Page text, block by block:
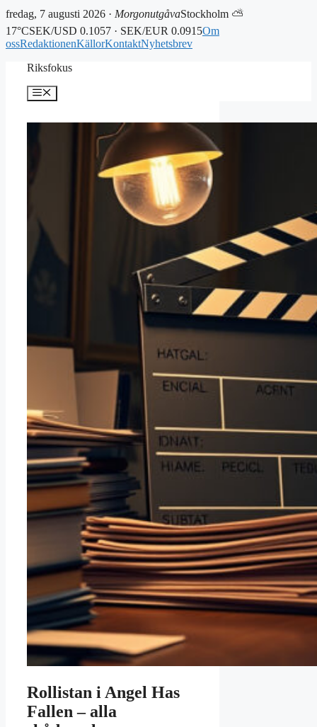
fredag, 7 augusti 2026 · MorgonutgåvaStockholm ⛅
17°CSEK/USD 0.1057 · SEK/EUR 0.0915Om
ossRedaktionenKällorKontaktNyhetsbrev
Riksfokus
Meny
Rollistan i Angel Has
Fallen – alla